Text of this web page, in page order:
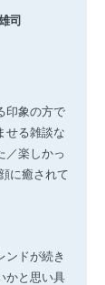
司
印象の方で
せる雑談な
／楽しかっ
に癒されて
ンドが続き
かと思い具